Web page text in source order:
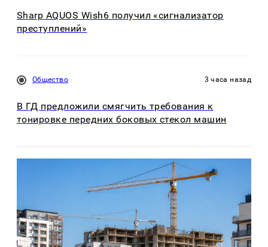
Sharp AQUOS Wish6 получил «сигнализатор
преступлений»
Общество 3 часа назад
В ГД предложили смягчить требования к
тонировке передних боковых стекол машин